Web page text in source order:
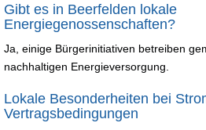
Gibt es in Beerfelden lokale
Energiegenossenschaften?
Ja, einige Bürgerinitiativen betreiben
nachhaltigen Energieversorgung.
Lokale Besonderheiten bei
Vertragsbedingungen